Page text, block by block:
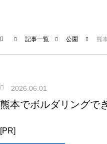
記事一覧 公園 熊
2026.06.01
熊本でボルダリングで
[PR]